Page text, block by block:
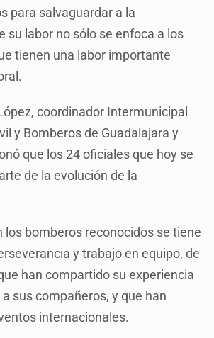
para salvaguardar a la
su labor no sólo se enfoca a los
tienen una labor importante
coordinador Intermunicipal
y Bomberos de Guadalajara y
que los 24 oficiales que hoy se
de la evolución de la
los bomberos reconocidos se tiene
y trabajo en equipo, de
han compartido su experiencia
sus compañeros, y que han
internacionales.